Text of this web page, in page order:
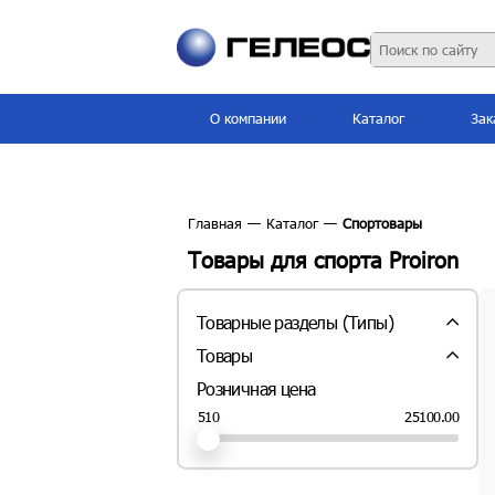
О компании Каталог
Главная — Каталог — Спортовары
Товары для спорта Proiron
Товарные разделы (Типы)
Балансировочные диски (
Гири (11шт.)
Грифы для штанги и гантелей (3шт.)
Диски для штанги и гантелей (блины)
Коврики и маты (22шт.)
Товары
Розничная цена
25100.00
510